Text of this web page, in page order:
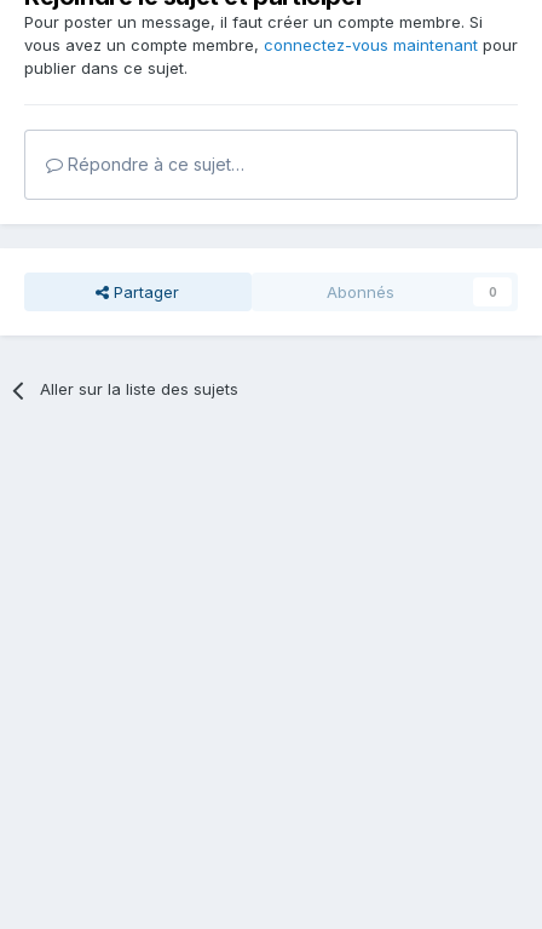
Pour poster un message, il faut créer un compte membre. Si
vous avez un compte membre, connectez-vous maintenant pour
publier dans ce sujet.
Répondre à ce sujet…
Partager Abonnés 0
Aller sur la liste des sujets